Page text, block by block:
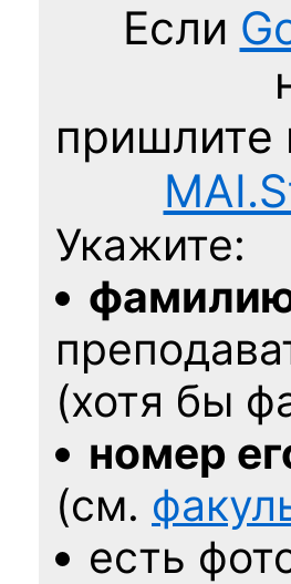
Если
Укажите:
(хотя бы
номер
(см.
есть